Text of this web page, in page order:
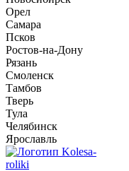
Орел
Самара
Псков
Ростов-на-Дону
Рязань
Смоленск
Тамбов
Тверь
Тула
Челябинск
Ярославль
Kolesa-
roliki